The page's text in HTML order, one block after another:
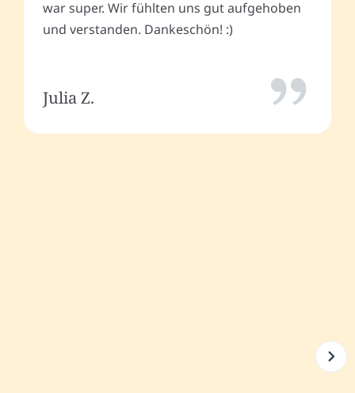
war super. Wir fühlten uns gut aufgehoben
und verstanden. Dankeschön! :)
Julia Z.